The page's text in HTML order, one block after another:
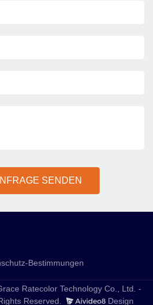
SENDEN
Bestimmungen
Ratecolor Technology Co., Ltd. -
Reserved.
Design